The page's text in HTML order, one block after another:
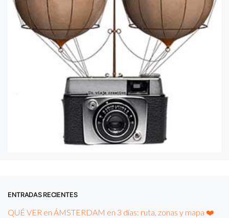
ENTRADAS RECIENTES
QUÉ VER en ÁMSTERDAM en 3 días: ruta, zonas y mapa ❤️